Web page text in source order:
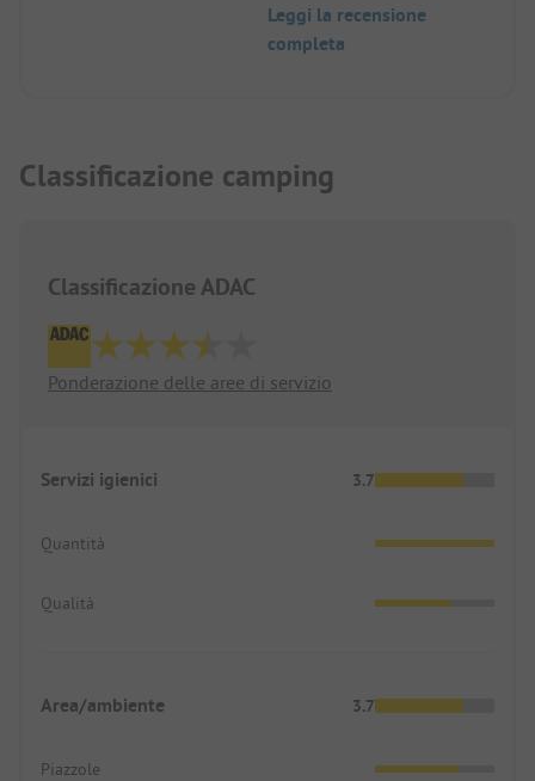
Leggi la recensione
completa
Classificazione camping
Classificazione ADAC
Ponderazione delle aree di servizio
Servizi igienici 3.7
Quantità
Qualità
Area/ambiente 3.7
Piazzole